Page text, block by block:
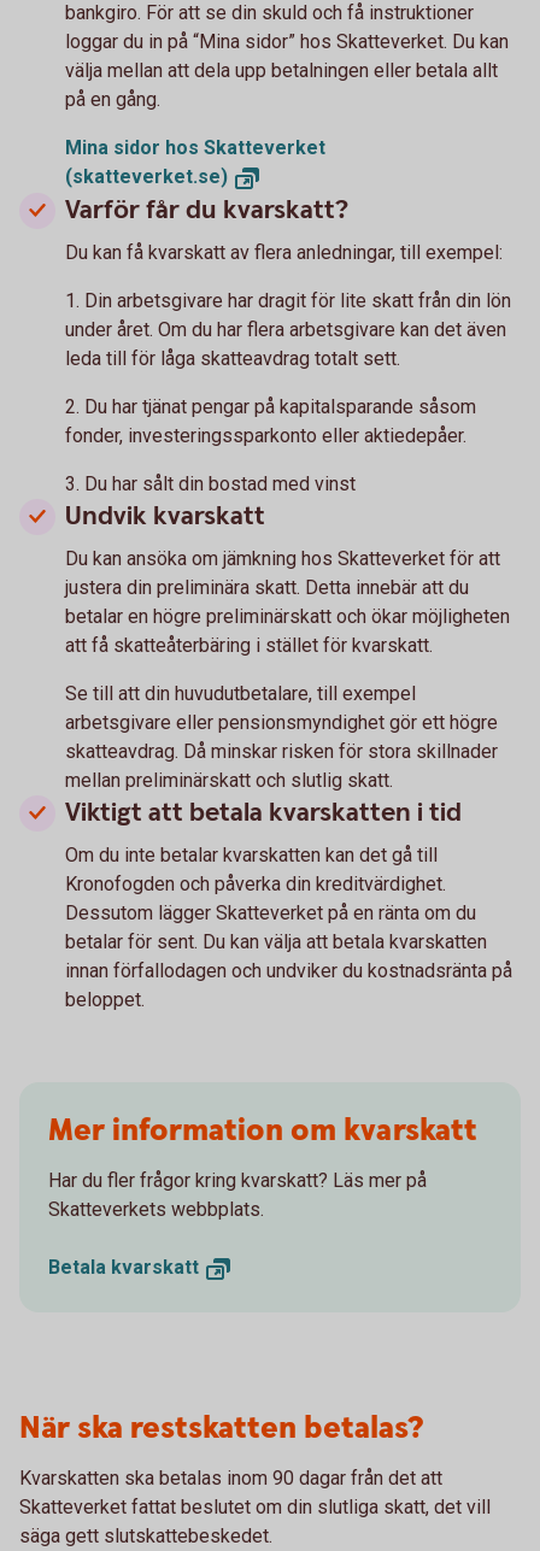
bankgiro. För att se din skuld och få instruktioner
loggar du in på “Mina sidor” hos Skatteverket. Du kan
välja mellan att dela upp betalningen eller betala allt
på en gång.
Mina sidor hos Skatteverket
(skatteverket.se)
Varför får du kvarskatt?
Du kan få kvarskatt av flera anledningar, till exempel:
1. Din arbetsgivare har dragit för lite skatt från din lön
under året. Om du har flera arbetsgivare kan det även
leda till för låga skatteavdrag totalt sett.
2. Du har tjänat pengar på kapitalsparande såsom
fonder, investeringssparkonto eller aktiedepåer.
3. Du har sålt din bostad med vinst
Undvik kvarskatt
Du kan ansöka om jämkning hos Skatteverket för att
justera din preliminära skatt. Detta innebär att du
betalar en högre preliminärskatt och ökar möjligheten
att få skatteåterbäring i stället för kvarskatt.
Se till att din huvudutbetalare, till exempel
arbetsgivare eller pensionsmyndighet gör ett högre
skatteavdrag. Då minskar risken för stora skillnader
mellan preliminärskatt och slutlig skatt.
Viktigt att betala kvarskatten i tid
Om du inte betalar kvarskatten kan det gå till
Kronofogden och påverka din kreditvärdighet.
Dessutom lägger Skatteverket på en ränta om du
betalar för sent. Du kan välja att betala kvarskatten
innan förfallodagen och undviker du kostnadsränta på
beloppet.
Mer information om kvarskatt
Har du fler frågor kring kvarskatt? Läs mer på
Skatteverkets webbplats.
Betala kvarskatt
När ska restskatten betalas?
Kvarskatten ska betalas inom 90 dagar från det att
Skatteverket fattat beslutet om din slutliga skatt, det vill
säga gett slutskattebeskedet.